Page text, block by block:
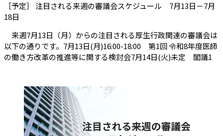
［予定］ 注目される来週の審議会スケジュール 7月13日－7月
18日
来週7月13日（月）からの注目される厚生行政関連の審議会は
以下の通りです。7月13日(月)16:00-18:00 第1回 令和8年度医師
の働き方改革の推進等に関する検討会7月14日(火)未定 閣議1